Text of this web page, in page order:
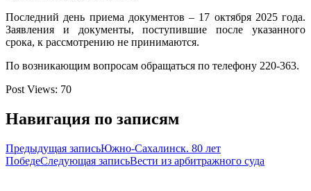
Последний день приема документов – 17 октября 2025 года.
Заявления и документы, поступившие после указанного
срока, к рассмотрению не принимаются.
По возникающим вопросам обращаться по телефону 220-363.
Post Views: 70
Навигация по записям
Предыдущая записьЮжно-Сахалинск. 80 лет
ПобедеСледующая записьВести из арбитражного суда